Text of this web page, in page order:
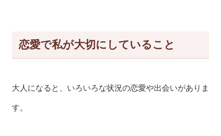
恋愛で私が大切にしていること
大人になると、いろいろな状況の恋愛や出会いがありま
す。